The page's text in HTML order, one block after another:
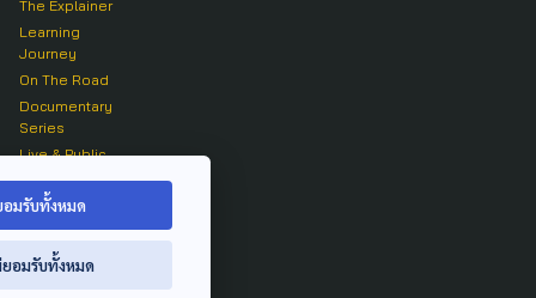
The Explainer
Learning
Journey
On The Road
Documentary
Series
Live & Public
On air Clip
อมรับทั้งหมด
ยอมรับทั้งหมด